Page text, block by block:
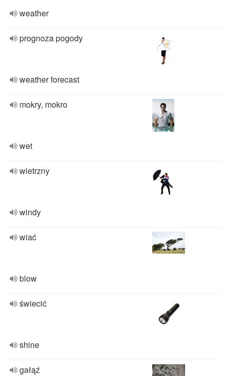
weather
prognoza pogody
weather forecast
mokry, mokro
wet
wietrzny
windy
wiać
blow
świecić
shine
gałąź